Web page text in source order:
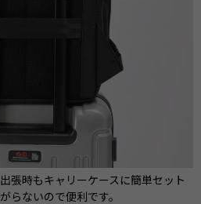
張時もキャリーケースに簡単セット
らないので便利です。